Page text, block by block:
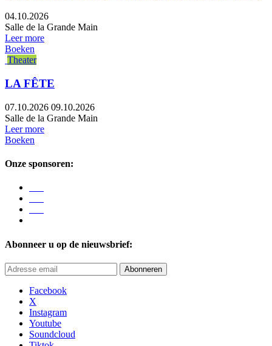
04.10.2026
Salle de la Grande Main
Leer more
Boeken
Theater
LA FÊTE
07.10.2026 09.10.2026
Salle de la Grande Main
Leer more
Boeken
Onze sponsoren:
Abonneer u op de nieuwsbrief:
Abonneren
Facebook
X
Instagram
Youtube
Soundcloud